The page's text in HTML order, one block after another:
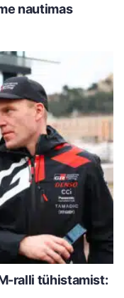
nautimas
ralli tühistamist: